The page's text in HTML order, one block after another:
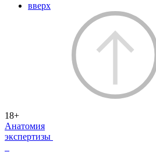
вверх
18+
Анатомия
экспертизы